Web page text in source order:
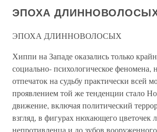
ЭПОХА
ЭПОХА ДЛИННОВОЛОСЫХ
Хиппи на Западе оказались только
социально- психологическое феномена,
отпечаток на судьбу практически всей
проявлением той же тенденции стало
движение, включая политический
взгляд, в фигурах нюхающего цветочек
непротивленца и до зубов